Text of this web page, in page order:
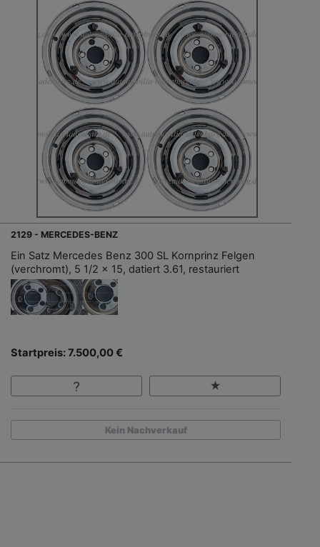
2129 - MERCEDES-BENZ
Ein Satz Mercedes Benz 300 SL Kornprinz Felgen
(verchromt), 5 1/2 x 15, datiert 3.61, restauriert
Startpreis: 7.500,00 €
Kein Nachverkauf